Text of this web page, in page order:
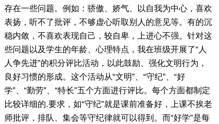
存在一些问题。例如：骄傲、娇气、以自我为中心，喜欢
表扬，听不了批评，不够虚心听取别人的意见等。有的沉
稳内敛，不喜欢表现自己，较自卑，上进心不强。针对这
些问题以及学生的年龄、心理特点，我在班级开展了“人
人争先进”的积分评比活动，以此鼓励、强化文明行为，
良好习惯的形成。这个活动从“文明”、“守纪”、“好
学”、“勤劳”、“特长”五个方面进行评比。每个方面都制定
比较详细的.要求，如“守纪”就是课前准备好，上课不挨老
师批评，排队、集会等守纪律就可以得到。而“好学”是每